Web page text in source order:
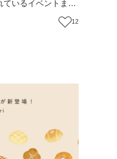
ているイベントまと
12